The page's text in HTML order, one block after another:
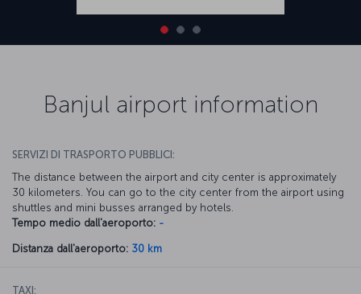
Banjul airport information
SERVIZI DI TRASPORTO PUBBLICI:
The distance between the airport and city center is approximately
30 kilometers. You can go to the city center from the airport using
shuttles and mini busses arranged by hotels.
Tempo medio dall'aeroporto: -
Distanza dall'aeroporto: 30 km
TAXI: